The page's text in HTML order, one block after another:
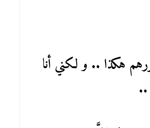
هكذا .. و لكني أنا
..